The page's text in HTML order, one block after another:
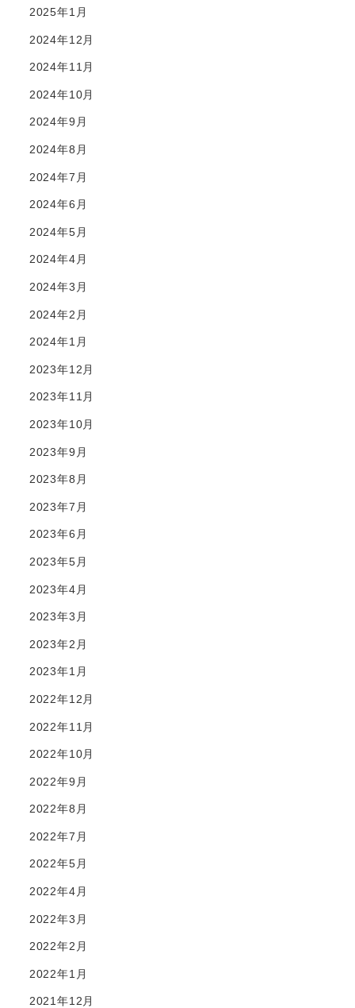
2025年1月
2024年12月
2024年11月
2024年10月
2024年9月
2024年8月
2024年7月
2024年6月
2024年5月
2024年4月
2024年3月
2024年2月
2024年1月
2023年12月
2023年11月
2023年10月
2023年9月
2023年8月
2023年7月
2023年6月
2023年5月
2023年4月
2023年3月
2023年2月
2023年1月
2022年12月
2022年11月
2022年10月
2022年9月
2022年8月
2022年7月
2022年5月
2022年4月
2022年3月
2022年2月
2022年1月
2021年12月